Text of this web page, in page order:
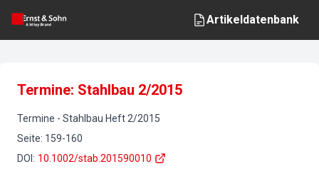
Artikeldatenbank
Termine: Stahlbau 2/2015
Termine - Stahlbau Heft 2/2015
Seite: 159-160
DOI : 10.1002/stab.201590010